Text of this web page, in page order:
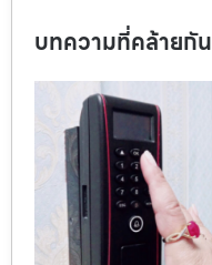
บทความที่คล้ายกัน